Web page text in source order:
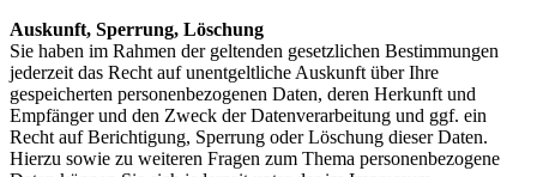
Auskunft, Sperrung, Löschung
Sie haben im Rahmen der geltenden gesetzlichen Bestimmungen
jederzeit das Recht auf unentgeltliche Auskunft über Ihre
gespeicherten personenbezogenen Daten, deren Herkunft und
Empfänger und den Zweck der Datenverarbeitung und ggf. ein
Recht auf Berichtigung, Sperrung oder Löschung dieser Daten.
Hierzu sowie zu weiteren Fragen zum Thema personenbezogene